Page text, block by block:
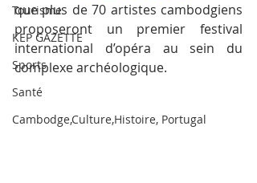
Tourisme
KEP GAZETTE
Sports
Santé
Cambodge,Culture,Histoire, Portugal
que plus de 70 artistes cambodgiens
proposeront un premier festival
international d’opéra au sein du
complexe archéologique.